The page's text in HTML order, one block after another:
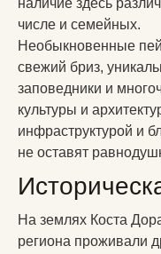
наличие здесь
числе и семейных.
Необыкновенные
свежий бриз,
заповедники и
культуры и
инфраструктурой и
не оставят
На землях Коста
региона проживали